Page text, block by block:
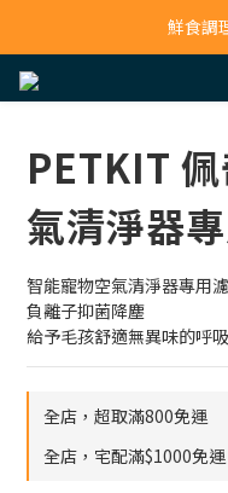
寵物吸毛
鮮食調
PETKIT
氣清淨器
智能寵物空氣清淨器專用
負離子抑菌降塵
給予毛孩舒適無異味的呼
全店，超取滿800免運
全店，宅配滿$1000免運